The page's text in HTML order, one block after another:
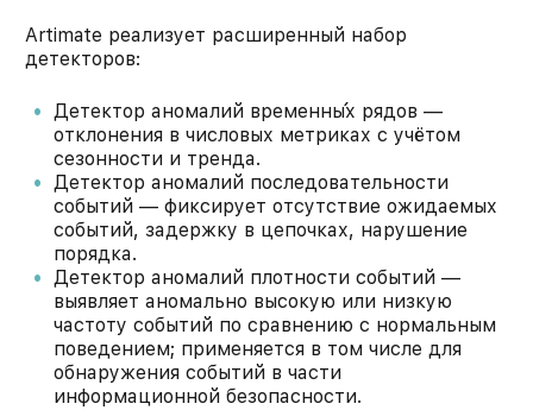
Artimate реализует расширенный набор
детекторов:
Детектор аномалий временны́х рядов —
отклонения в числовых метриках с учётом
сезонности и тренда.
Детектор аномалий последовательности
событий — фиксирует отсутствие ожидаемых
событий, задержку в цепочках, нарушение
порядка.
Детектор аномалий плотности событий —
выявляет аномально высокую или низкую
частоту событий по сравнению с нормальным
поведением; применяется в том числе для
обнаружения событий в части
информационной безопасности.